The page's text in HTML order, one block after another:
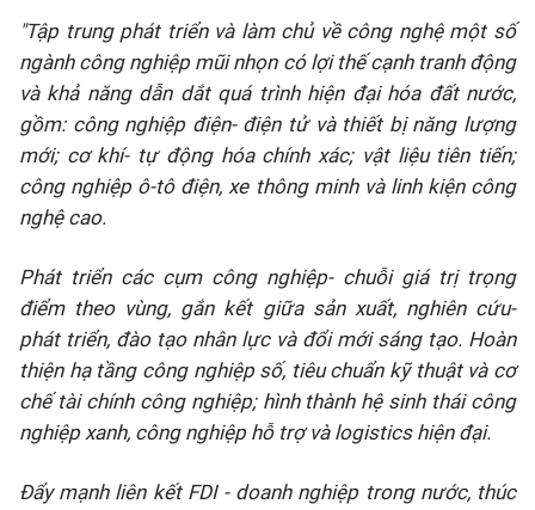
"Tập trung phát triển và làm chủ về công nghệ một số
ngành công nghiệp mũi nhọn có lợi thế cạnh tranh động
và khả năng dẫn dắt quá trình hiện đại hóa đất nước,
gồm: công nghiệp điện- điện tử và thiết bị năng lượng
mới; cơ khí- tự động hóa chính xác; vật liệu tiên tiến;
công nghiệp ô-tô điện, xe thông minh và linh kiện công
nghệ cao.
Phát triển các cụm công nghiệp- chuỗi giá trị trọng
điểm theo vùng, gắn kết giữa sản xuất, nghiên cứu-
phát triển, đào tạo nhân lực và đổi mới sáng tạo. Hoàn
thiện hạ tầng công nghiệp số, tiêu chuẩn kỹ thuật và cơ
chế tài chính công nghiệp; hình thành hệ sinh thái công
nghiệp xanh, công nghiệp hỗ trợ và logistics hiện đại.
Đẩy mạnh liên kết FDI - doanh nghiệp trong nước, thúc